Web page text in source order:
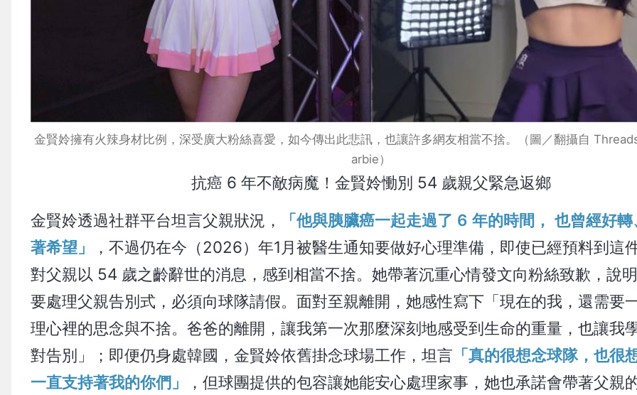
金賢姈擁有火辣身材比例，深受廣大粉絲喜愛，如今傳出此悲訊，也讓許多網友相當不捨。（圖／翻攝自
arbie）
抗癌 6 年不敵病魔！金賢姈慟別 54 歲親父緊急返鄉
金賢姈透過社群平台坦言父親狀況，
「他與胰臟癌一起走過了 6 年的時間， 也曾經好
著希望」
，不過仍在今（2026）年1月被醫生通知要做好心理準備，即使已經預料到這
對父親以 54 歲之齡辭世的消息，感到相當不捨。她帶著沉重心情發文向粉絲致歉，說
要處理父親告別式，必須向球隊請假。面對至親離開，她感性寫下「現在的我，還需要
理心裡的思念與不捨。爸爸的離開，讓我第一次那麼深刻地感受到生命的重量，也讓我
對告別」；即便仍身處韓國，金賢姈依舊掛念球場工作，坦言 「真的很想念球隊，也很
一直支持著我的你們」
，但球團提供的包容讓她能安心處理家事，她也承諾會帶著父親